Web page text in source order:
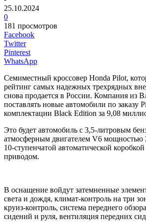
25.10.2024
0
181 просмотров
Facebook
Twitter
Pinterest
WhatsApp
Семиместный кроссовер Honda Pilot,
рейтинг самых надежных трехрядных
снова продается в России. Компания из
поставлять новые автомобили по заказу
комплектации Black Edition за 9,08
Это будет автомобиль с 3,5-литровым
атмосферным двигателем V6 мощностью
10-ступенчатой автоматической
приводом.
В оснащение войдут затемненные
света и дождя, климат-контроль на три
круиз-контроль, система переднего
сидений и руля, вентиляция передних